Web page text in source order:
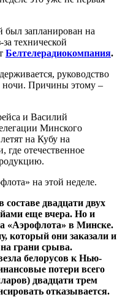
был запланирован на
технической
Белтелерадиокомпания.
руководство
ночи. Причины этому –
и Василий
Минского
на Кубу на
отечественное
на этой неделе.
двадцати двух
еще вчера. Но и
«Аэрофлота» в Минске.
который они заказали и
грани срыва.
белорусов к Нью-
потери всего
двадцати трем
отказывается.